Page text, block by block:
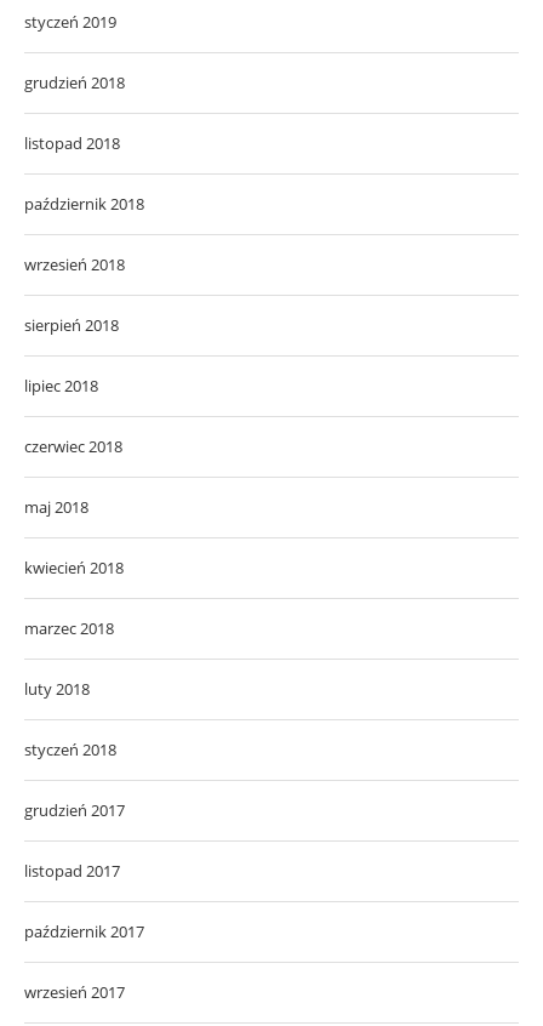
styczeń 2019
grudzień 2018
listopad 2018
październik 2018
wrzesień 2018
sierpień 2018
lipiec 2018
czerwiec 2018
maj 2018
kwiecień 2018
marzec 2018
luty 2018
styczeń 2018
grudzień 2017
listopad 2017
październik 2017
wrzesień 2017